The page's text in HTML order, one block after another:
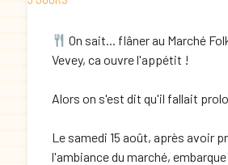
On sait... flâner au Marché
Vevey, ca ouvre l'appétit !
Alors on s'est dit qu'il fallait
Le samedi 15 août, après avoir
l'ambiance du marché, embarque